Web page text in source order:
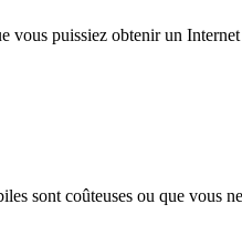
puissiez obtenir un
sont coûteuses ou que vous